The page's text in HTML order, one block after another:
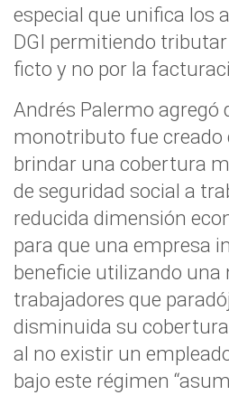
especial que unifica los
DGI permitiendo
ficto y no por la
Andrés Palermo agregó
monotributo fue creado
brindar una cobertura
de seguridad social a
reducida dimensión
para que una empresa
beneficie utilizando una
trabajadores que
disminuida su cobertura
al no existir un
bajo este régimen